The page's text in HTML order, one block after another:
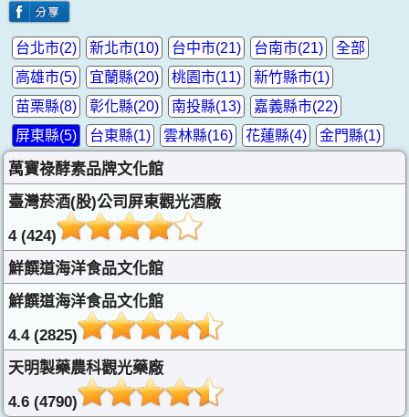
全部
台北市(2) 新北市(10) 台中市(21)
台南市(21)
高雄市(5)
宜蘭縣(20) 桃園市(11)
新竹縣市(1)
苗栗縣(8)
彰化縣(20) 南投縣(13)
嘉義縣市(22)
屏東縣(5)
台東縣(1) 雲林縣(16) 花蓮縣(4) 金門縣(1)
萬寶祿酵素品牌文化館
臺灣菸酒(股)公司屏東觀光酒廠
4 (424)
鮮饌道海洋食品文化館
鮮饌道海洋食品文化館
4.4 (2825)
天明製藥農科觀光藥廠
4.6 (4790)